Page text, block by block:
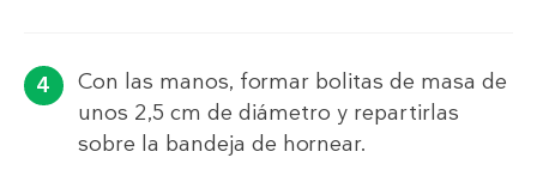
Con las manos, formar bolitas de masa de
unos 2,5 cm de diámetro y repartirlas
sobre la bandeja de hornear.